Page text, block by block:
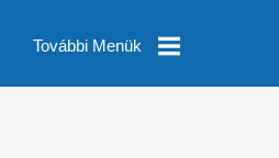
További Menük